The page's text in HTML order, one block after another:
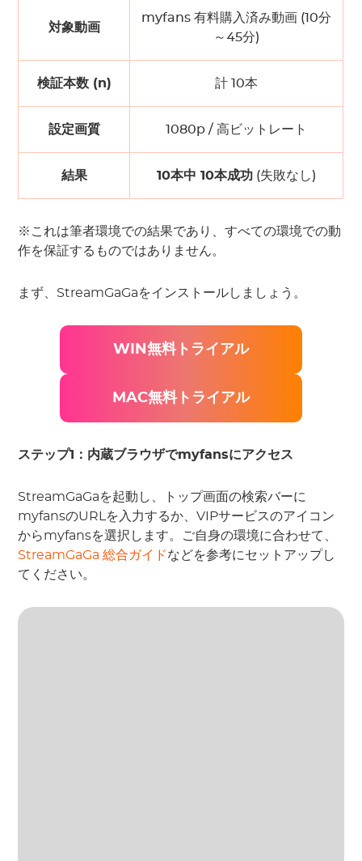
対象動画
myfans 有料購入済み動画 (10分
～45分)
検証本数 (n) 計 10本
設定画質 1080p / 高ビットレート
結果 10本中 10本成功 (失敗なし)
※これは筆者環境での結果であり、すべての環境での動
作を保証するものではありません。
まず、StreamGaGaをインストールしましょう。
WIN無料トライアル
MAC無料トライアル
ステップ1：内蔵ブラウザでmyfansにアクセス
StreamGaGaを起動し、トップ画面の検索バーに
myfansのURLを入力するか、VIPサービスのアイコン
からmyfansを選択します。ご自身の環境に合わせて、
StreamGaGa 総合ガイドなどを参考にセットアップし
てください。